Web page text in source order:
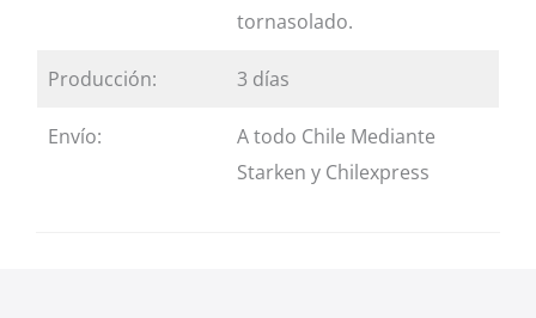
tornasolado.
Producción: 3 días
Envío:
A todo Chile Mediante
Starken y Chilexpress